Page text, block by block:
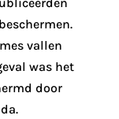
vallen
was het
door